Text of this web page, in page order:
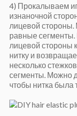
4) Прокалываем
изнаночной
лицевой
равные сегменты.
лицевой стороны
нитку и
несколько
сегменты. Можно
чтобы нитка была